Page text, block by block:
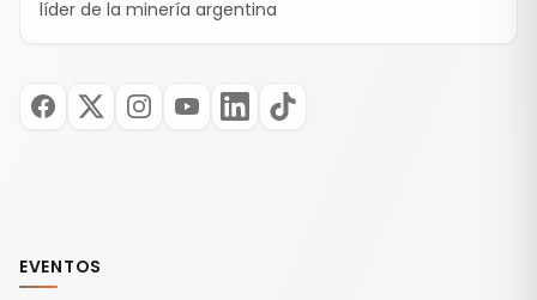
líder de la minería argentina
EVENTOS